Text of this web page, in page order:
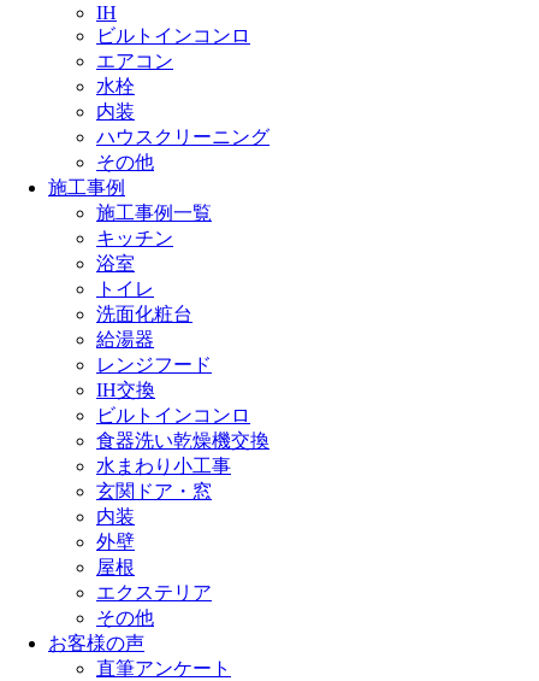
IH
ビルトインコンロ
エアコン
水栓
内装
ハウスクリーニング
その他
施工事例
施工事例一覧
キッチン
浴室
トイレ
洗面化粧台
給湯器
レンジフード
IH交換
ビルトインコンロ
食器洗い乾燥機交換
水まわり小工事
玄関ドア・窓
内装
外壁
屋根
エクステリア
その他
お客様の声
直筆アンケート